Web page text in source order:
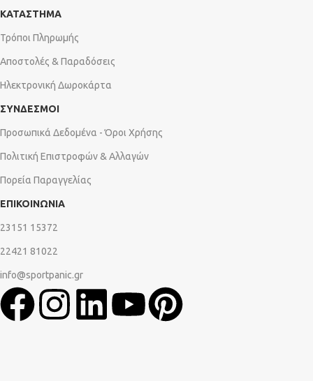
ΚΑΤΑΣΤΗΜΑ
Τρόποι Πληρωμής
Αποστολές & Παραδόσεις
Ηλεκτρονική Δωροκάρτα
ΣΥΝΔΕΣΜΟΙ
Προσωπικά Δεδομένα - Όροι Χρήσης
Πολιτική Επιστροφών & Αλλαγών
Πορεία Παραγγελίας
ΕΠΙΚΟΙΝΩΝΙΑ
23151 15372
22421 81022
info@sportpanic.gr